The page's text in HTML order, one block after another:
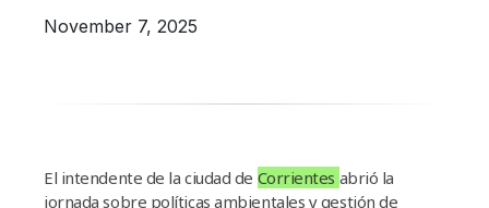
November 7, 2025
El intendente de la ciudad de Corrientes abrió la
jornada sobre políticas ambientales y gestión de